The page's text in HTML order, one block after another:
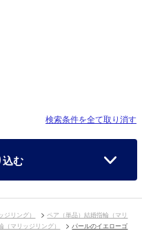
検索条件を全て取り消す
込む
ジリング）
ペア（単品）結婚指輪（マリ
マリッジリング）
パールのイエローゴ